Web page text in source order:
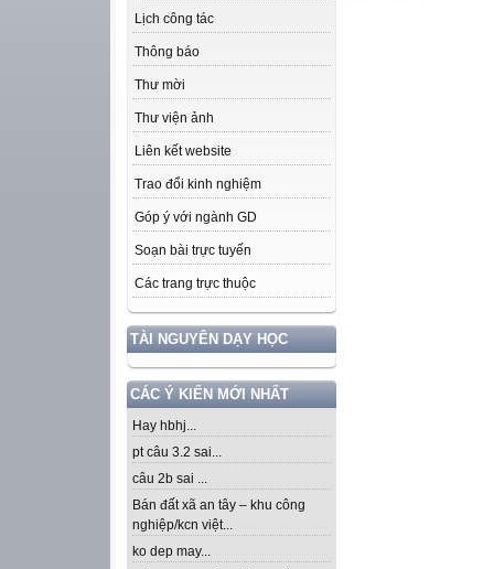
Lịch công tác
Thông báo
Thư mời
Thư viện ảnh
Liên kết website
Trao đổi kinh nghiệm
Góp ý với ngành GD
Soạn bài trực tuyến
Các trang trực thuộc
TÀI NGUYÊN DẠY HỌC
CÁC Ý KIẾN MỚI NHẤT
Hay hbhj...
pt câu 3.2 sai...
câu 2b sai ...
Bán đất xã an tây – khu công
nghiệp/kcn việt...
ko dep may...